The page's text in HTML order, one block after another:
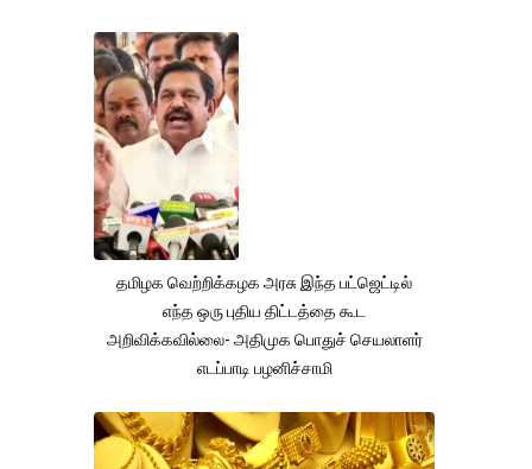
தமிழக வெற்றிக்கழக அரசு இந்த பட்ஜெட்டில்
எந்த ஒரு புதிய திட்டத்தை கூட
அறிவிக்கவில்லை- அதிமுக பொதுச் செயலாளர்
எடப்பாடி பழனிச்சாமி